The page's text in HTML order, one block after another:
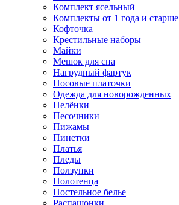
Комплект ясельный
Комплекты от 1 года и старше
Кофточка
Крестильные наборы
Майки
Мешок для сна
Нагрудный фартук
Носовые платочки
Одежда для новорожденных
Пелёнки
Песочники
Пижамы
Пинетки
Платья
Пледы
Ползунки
Полотенца
Постельное белье
Распашонки